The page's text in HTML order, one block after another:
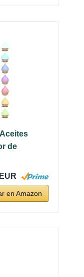
de
en Amazon